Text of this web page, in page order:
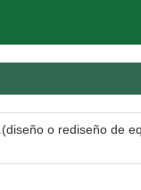
o rediseño de